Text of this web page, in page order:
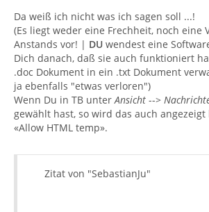
Da weiß ich nicht was ich sagen soll ...!
(Es liegt weder eine Frechheit, noch eine
Anstands vor! | DU wendest eine
Dich danach, daß sie auch funktioniert
.doc Dokument in ein .txt Dokument
ja ebenfalls "etwas verloren")
Wenn Du in TB unterAnsicht -->
gewählt hast, so wird das auch angezeigt
«Allow HTML temp».
Zitat von "SebastianJu"